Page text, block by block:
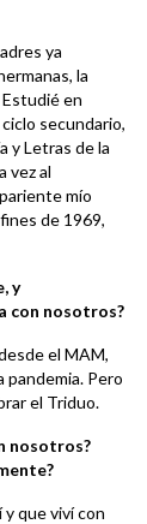
ya
la
en
secundario,
y Letras de la
vez al
mío
de 1969,
y
con nosotros?
el MAM,
pandemia. Pero
el Triduo.
nosotros?
y que viví con